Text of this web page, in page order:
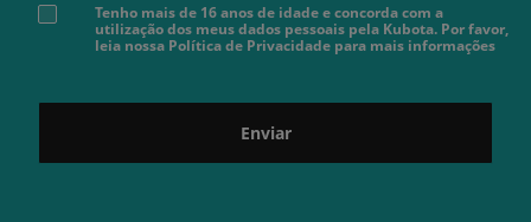
Tenho mais de 16 anos de idade e concorda com a
utilização dos meus dados pessoais pela Kubota. Por favor,
leia nossa Política de Privacidade para mais informações
Enviar